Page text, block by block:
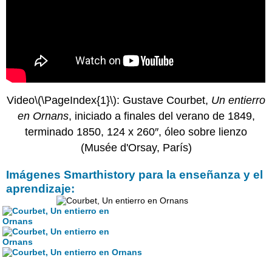
Video\(\PageIndex{1}\): Gustave Courbet, Un entierro
en Ornans, iniciado a finales del verano de 1849,
terminado 1850, 124 x 260″, óleo sobre lienzo
(Musée d'Orsay, París)
Imágenes Smarthistory para la enseñanza y el
aprendizaje: